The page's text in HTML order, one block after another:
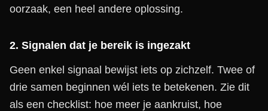
oorzaak, een heel andere oplossing.
2. Signalen dat je bereik is ingezakt
Geen enkel signaal bewijst iets op zichzelf. Twee of
drie samen beginnen wél iets te betekenen. Zie dit
als een checklist: hoe meer je aankruist, hoe